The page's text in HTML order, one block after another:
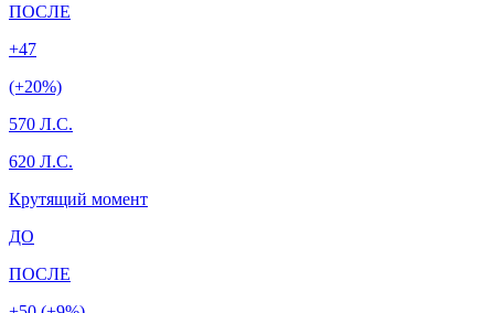
ПОСЛЕ
+47
(+20%)
570 Л.С.
620 Л.С.
Крутящий момент
ДО
ПОСЛЕ